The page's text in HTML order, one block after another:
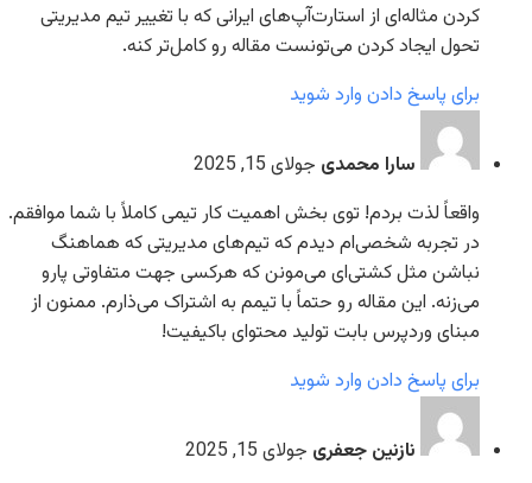
کردن مثاله‌ای از استارت‌آپ‌های ایرانی که با تغییر تیم مدیریتی
تحول ایجاد کردن می‌تونست مقاله رو کامل‌تر کنه.
برای پاسخ دادن وارد شوید
سارا محمدی جولای 15, 2025
واقعاً لذت بردم! توی بخش اهمیت کار تیمی کاملاً با شما موافقم.
در تجربه شخصی‌ام دیدم که تیم‌های مدیریتی که هماهنگ
نباشن مثل کشتی‌ای می‌مونن که هرکسی جهت متفاوتی پارو
می‌زنه. این مقاله رو حتماً با تیمم به اشتراک می‌ذارم. ممنون از
مبنای وردپرس بابت تولید محتوای باکیفیت!
برای پاسخ دادن وارد شوید
نازنین جعفری جولای 15, 2025